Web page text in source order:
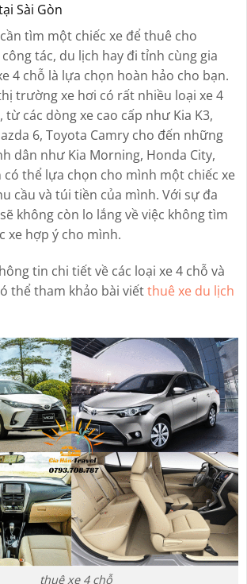
Sài Gòn
tìm một chiếc xe để thuê cho
tác, du lịch hay đi tỉnh cùng gia
4 chỗ là lựa chọn hoàn hảo cho bạn.
trường xe hơi có rất nhiều loại xe 4
từ các dòng xe cao cấp như Kia K3,
6, Toyota Camry cho đến những
dân như Kia Morning, Honda City,
có thể lựa chọn cho mình một chiếc xe
cầu và túi tiền của mình. Với sự đa
không còn lo lắng về việc không tìm
xe hợp ý cho mình.
tin chi tiết về các loại xe 4 chỗ và
thể tham khảo bài viếtthuê xe du lịch
thuê xe 4 chỗ